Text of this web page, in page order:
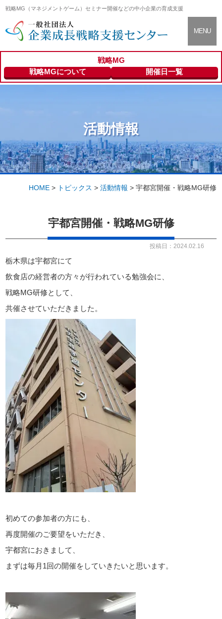
CLOSE
支援センター
について
About
登録専門家の
ご紹介
Expert
ホーム
戦略MG（マネジメントゲーム）
子どもCEO研修について
お問い合わせ
プライバシーポリシー
サイトマップ
戦略MG（マネジメントゲーム）セミナー開催などの中小企業の育成支援
MENU
戦略MG
戦略MGについて 開催日一覧
活動情報
HOME> トピックス > 活動情報 > 宇都宮開催・戦略MG研修
宇都宮開催・戦略MG研修
投稿日：2024.02.16
栃木県は宇都宮にて
飲食店の経営者の方々が行われている勉強会に、
戦略MG研修として、
共催させていただきました。
初めての参加者の方にも、
再度開催のご要望をいただき、
宇都宮におきまして、
まずは毎月1回の開催をしていきたいと思います。